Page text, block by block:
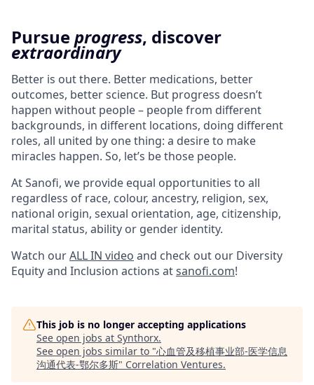
Pursueprogress, discover
extraordinary
Better is out there. Better medications, better
outcomes, better science. But progress doesn’t
happen without people – people from different
backgrounds, in different locations, doing different
roles, all united by one thing: a desire to make
miracles happen. So, let’s be those people.
At Sanofi, we provide equal opportunities to all
regardless of race, colour, ancestry, religion, sex,
national origin, sexual orientation, age, citizenship,
marital status, ability or gender identity.
Watch ourALL IN video and check out our Diversity
Equity and Inclusion actions atsanofi.com!
This job is no longer accepting applications
See open jobs at Synthorx.
See open jobs similar to "心血管及移植事业部-医学信息
沟通代表-鄂尔多斯" Correlation Ventures.